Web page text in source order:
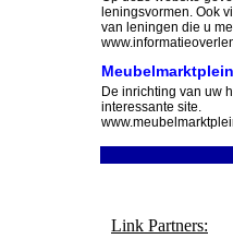
leningsvormen. Ook
van leningen die u
Meubelmarktplein
De inrichting van uw
interessante site.
Link Partners: